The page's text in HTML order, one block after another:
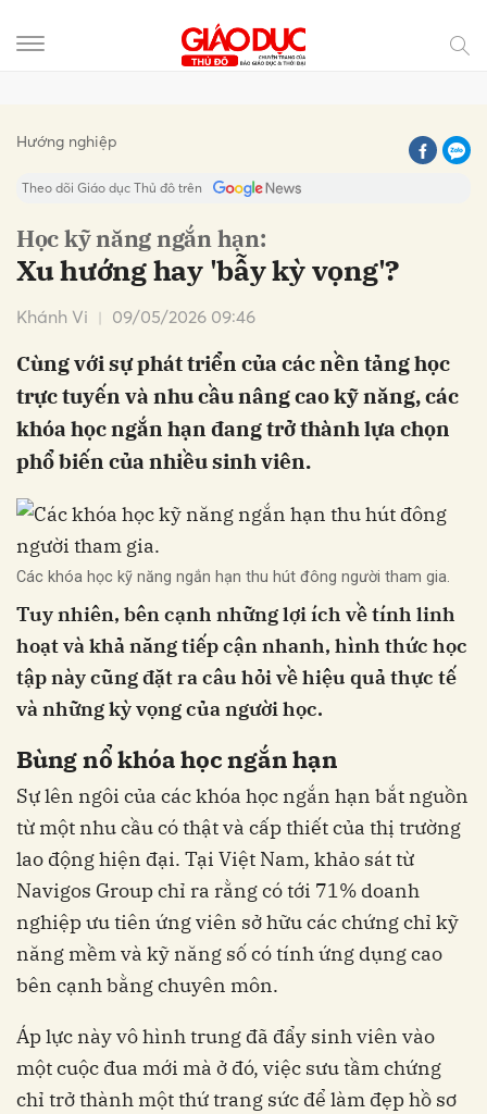
Hướng nghiệp
Theo dõi Giáo dục Thủ đô trên
Học kỹ năng ngắn hạn:
Xu hướng hay 'bẫy kỳ vọng'?
Khánh Vi 09/05/2026 09:46
Cùng với sự phát triển của các nền tảng học
trực tuyến và nhu cầu nâng cao kỹ năng, các
khóa học ngắn hạn đang trở thành lựa chọn
phổ biến của nhiều sinh viên.
Các khóa học kỹ năng ngắn hạn thu hút đông người tham gia.
Tuy nhiên, bên cạnh những lợi ích về tính linh
hoạt và khả năng tiếp cận nhanh, hình thức học
tập này cũng đặt ra câu hỏi về hiệu quả thực tế
và những kỳ vọng của người học.
Bùng nổ khóa học ngắn hạn
Sự lên ngôi của các khóa học ngắn hạn bắt nguồn
từ một nhu cầu có thật và cấp thiết của thị trường
lao động hiện đại. Tại Việt Nam, khảo sát từ
Navigos Group chỉ ra rằng có tới 71% doanh
nghiệp ưu tiên ứng viên sở hữu các chứng chỉ kỹ
năng mềm và kỹ năng số có tính ứng dụng cao
bên cạnh bằng chuyên môn.
Áp lực này vô hình trung đã đẩy sinh viên vào
một cuộc đua mới mà ở đó, việc sưu tầm chứng
chỉ trở thành một thứ trang sức để làm đẹp hồ sơ
Hủy Gửi